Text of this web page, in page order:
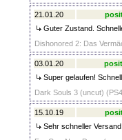
21.01.20
Guter Zustand.
Dishonored 2: Das
03.01.20
Super gelaufen!
Dark Souls 3 (uncut)
15.10.19
Sehr schneller